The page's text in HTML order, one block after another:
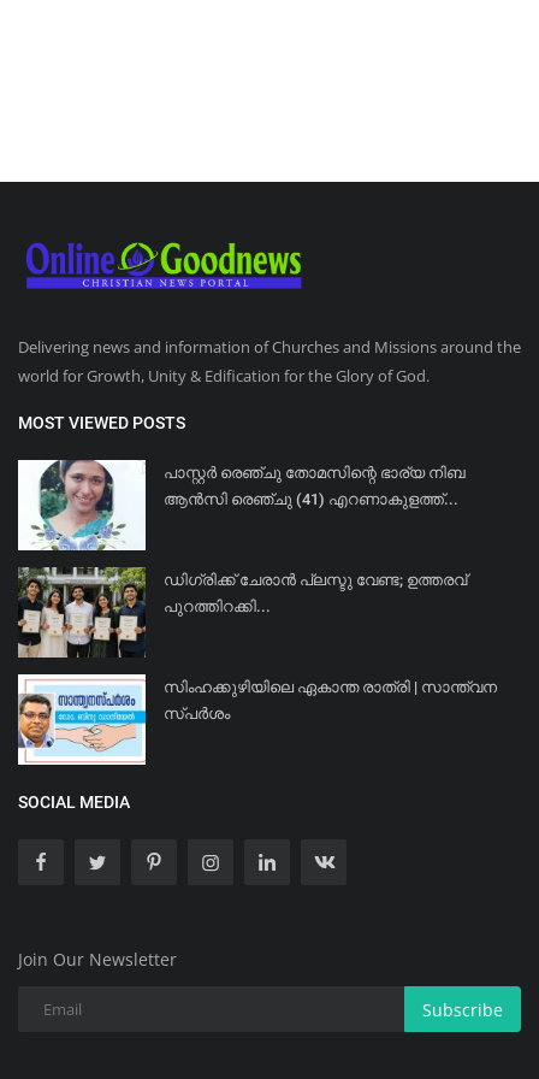
Delivering news and information of Churches and Missions around the
world for Growth, Unity & Edification for the Glory of God.
MOST VIEWED POSTS
പാസ്റ്റർ രെഞ്ചു തോമസിന്റെ ഭാര്യ നിബ
ആൻസി രെഞ്ചു (41) എറണാകുളത്ത്...
ഡിഗ്രിക്ക് ചേരാന്‍ പ്ലസ്ടു വേണ്ട; ഉത്തരവ്
പുറത്തിറക്കി...
സിംഹക്കുഴിയിലെ ഏകാന്ത രാത്രി | സാന്ത്വന
സ്പർശം
SOCIAL MEDIA
Join Our Newsletter
Subscribe